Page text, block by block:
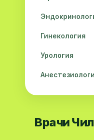
Гинекология
Урология
Дерматология
Врачи